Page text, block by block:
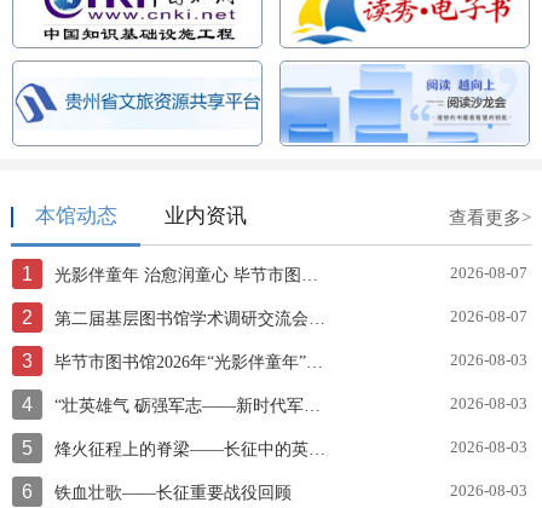
本馆动态 业内资讯 查看更多>
1 2026-08-07
2 2026-08-07
3 2026-08-03
4 2026-08-03
5 2026-08-03
6 铁血壮歌——长征重要战役回顾 2026-08-03